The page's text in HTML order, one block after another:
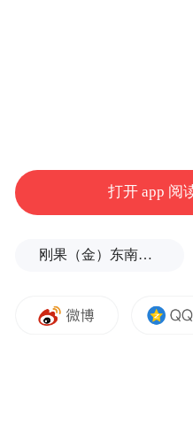
们对不断发现阳性
关注，于是决定做一
效的物质成分，再
打开 app 阅
刚果（金）东南部中资企业钴产品铀含量超标？官方回应